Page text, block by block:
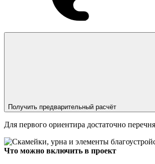
Получить предварительный расчёт
Для первого ориентира достаточно
Что можно включить в проект